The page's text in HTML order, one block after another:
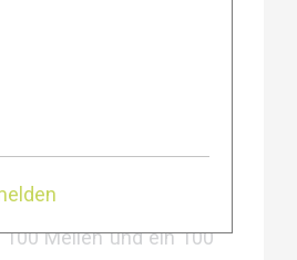
am Sonntag.
Sonntag.
Park nordöstlich
Meilen und ein 100